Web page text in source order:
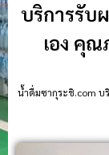
บริการรับ
เอง คุ
น้ําดื่มซากุระชิ.com บ